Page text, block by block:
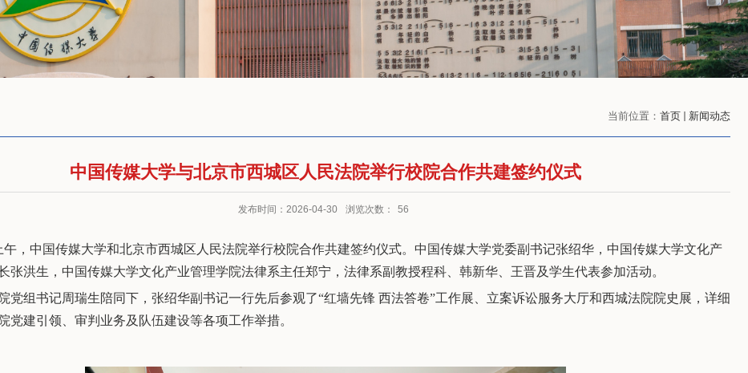
当前位置： 首页 新闻动态
中国传媒大学与北京市西城区人民法院举行校院合作共建签约仪式
发布时间：2026-04-30 浏览次数： 56
午，中国传媒大学和北京市西城区人民法院举行校院合作共建签约仪式。中国传媒大学党委副书记张绍华，中国传媒大学文化产
张洪生，中国传媒大学文化产业管理学院法律系主任郑宁，法律系副教授程科、韩新华、王晋及学生代表参加活动。
党组书记周瑞生陪同下，张绍华副书记一行先后参观了“红墙先锋 西法答卷”工作展、立案诉讼服务大厅和西城法院院史展，详细
党建引领、审判业务及队伍建设等各项工作举措。